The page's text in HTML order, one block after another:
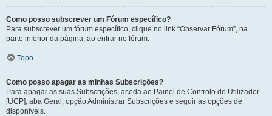
Como posso subscrever um Fórum específico?
Para subscrever um fórum específico, clique no link “Observar Fórum”, na
parte inferior da página, ao entrar no fórum.
Topo
Como posso apagar as minhas Subscrições?
Para apagar as suas Subscrições, aceda ao Painel de Controlo do Utilizador
[UCP], aba Geral, opção Administrar Subscrições e seguir as opções de
disponíveis.